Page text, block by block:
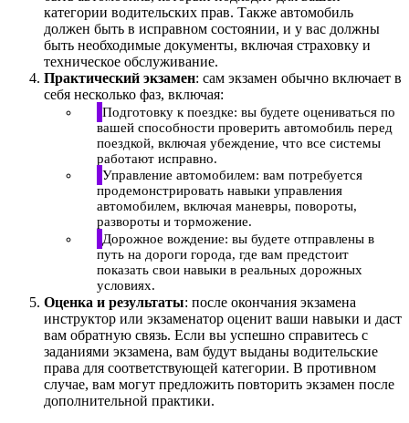
категории водительских прав. Также автомобиль
должен быть в исправном состоянии, и у вас должны
быть необходимые документы, включая страховку и
техническое обслуживание.
Практический экзамен: сам экзамен обычно включает в
себя несколько фаз, включая:
Подготовку к поездке: вы будете оцениваться по
вашей способности проверить автомобиль перед
поездкой, включая убеждение, что все системы
работают исправно.
Управление автомобилем: вам потребуется
продемонстрировать навыки управления
автомобилем, включая маневры, повороты,
развороты и торможение.
Дорожное вождение: вы будете отправлены в
путь на дороги города, где вам предстоит
показать свои навыки в реальных дорожных
условиях.
Оценка и результаты: после окончания экзамена
инструктор или экзаменатор оценит ваши навыки и даст
вам обратную связь. Если вы успешно справитесь с
заданиями экзамена, вам будут выданы водительские
права для соответствующей категории. В противном
случае, вам могут предложить повторить экзамен после
дополнительной практики.